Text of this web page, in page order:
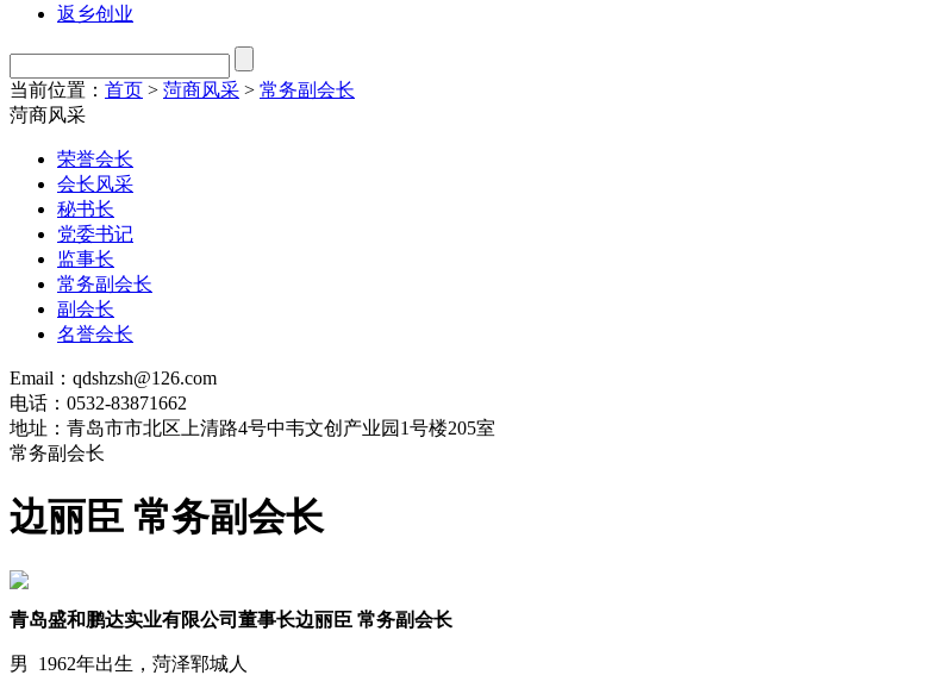
返乡创业
当前位置： 首页 > 菏商风采 > 常务副会长
菏商风采
荣誉会长
会长风采
秘书长
党委书记
监事长
常务副会长
副会长
名誉会长
Email：qdshzsh@126.com
电话：0532-83871662
地址：青岛市市北区上清路4号中韦文创产业园1号楼205室
常务副会长
边丽臣 常务副会长
青岛盛和鹏达实业有限公司董事长边丽臣 常务副会长
男 1962年出生，菏泽郓城人